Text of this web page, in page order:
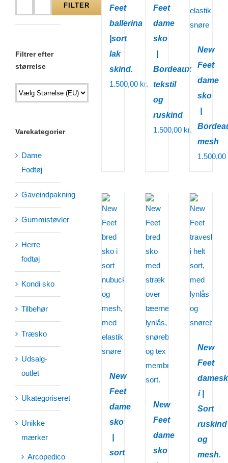
Feet
ballerina
|sort
lak
skind.
1.500,00 kr.
Feet
dame
sko
Bordeaux
tekstil
og
ruskind
1.500,00 kr.
New
Feet
dame
sko
mesh
1.500,00
New
Feet
dame
sko
sort
New
Feet
dame
sko
New
Feet
i |
Sort
ruskind
og
mesh.
Mindste
pris
Højeste
pris
FILTER
Filtrer efter
størrelse
Varekategorier
Dame
Fodtøj
Gaveindpakning
Gummistøvler
Herre
fodtøj
Kondi sko
Tilbehør
Træsko
Udsalg-
outlet
Ukategoriseret
Unikke
mærker
Arcopedico